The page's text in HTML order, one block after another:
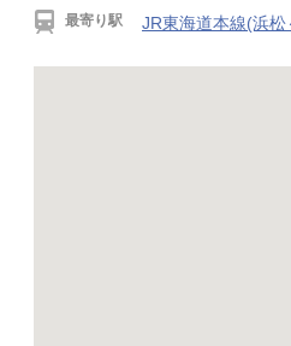
最寄り駅 JR東海道本線(浜